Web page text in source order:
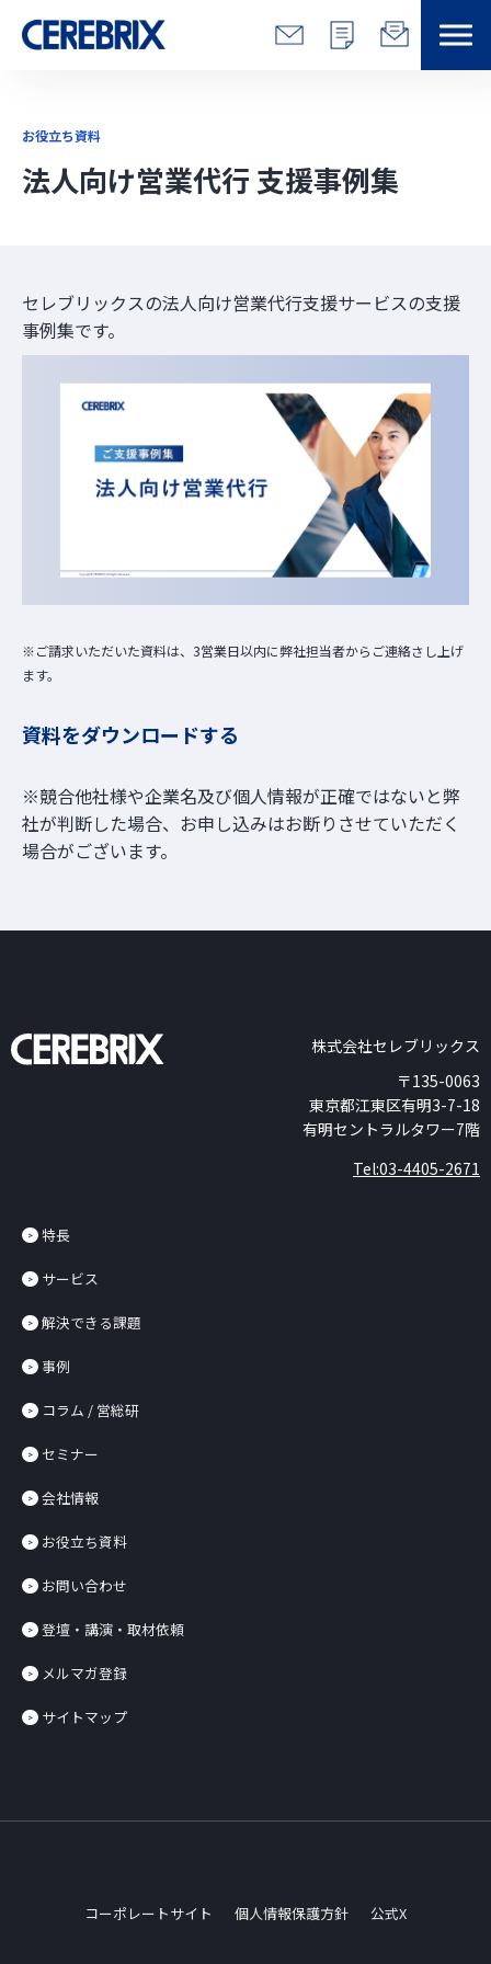
解決できる課題
コラム/営総研
セミナー
お役立ち資料
法人向け営業代行 支援事例集
セレブリックスの法人向け営業代行支援サービスの支援
事例集です。
※ご請求いただいた資料は、3営業日以内に弊社担当者からご連絡さし上げ
ます。
資料をダウンロードする
※競合他社様や企業名及び個人情報が正確ではないと弊
社が判断した場合、お申し込みはお断りさせていただく
場合がございます。
株式会社セレブリックス
〒135-0063
東京都江東区有明3-7-18
有明セントラルタワー7階
Tel:03-4405-2671
特長
サービス
解決できる課題
事例
コラム / 営総研
セミナー
会社情報
お役立ち資料
お問い合わせ
登壇・講演・取材依頼
メルマガ登録
サイトマップ
コーポレートサイト 個人情報保護方針 公式X